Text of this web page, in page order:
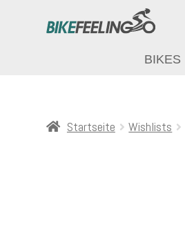
BIKES
Startseite Wishlists